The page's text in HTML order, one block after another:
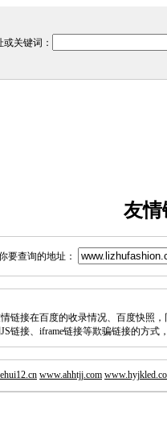
关键词：
友情
要查询的地址：
链接在百度的收录情况、百度快照
链接、iframe链接等欺骗链接的方式
www.ahhtjj.com